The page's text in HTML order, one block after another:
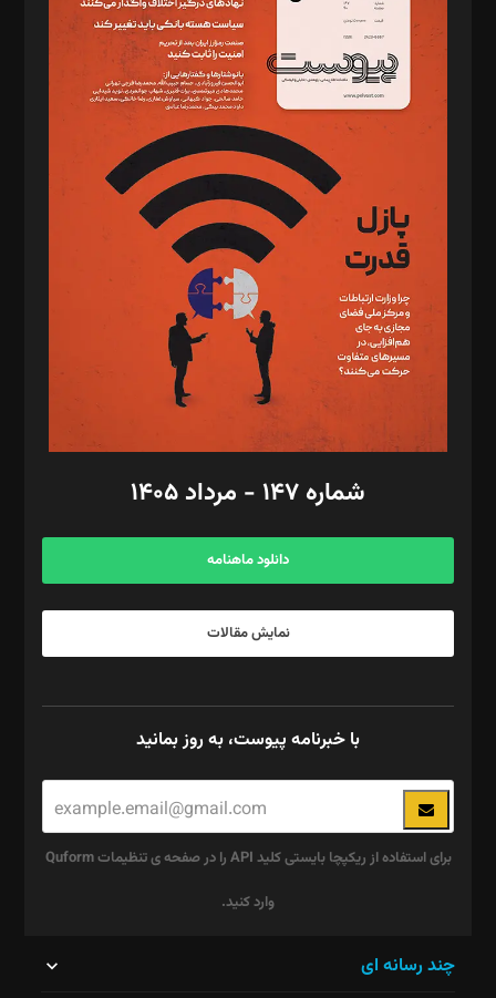
دبیر تحریریه: میثم قاسمی
د‌بیر ناداستان: سمانه سمیع
د‌بیر خدمت و تجارت: ابوالفضل رجبی
د‌بیر حقوق فناوری: حسام‌الدین ایپکچی
د‌بیر پیوست جهان: مینا پاکدل
د‌بیر تحریریه آنلاین: بابک نقاش
تحریریه‌: مجتبی محمود‌ی، آرش برهمند، یسنا امان‌پور، سروش کرمیان،
مصطفی مسجدی آرانی، ابوالفضل رجبی، زهرا فکرانه، فائزه فتحی
رستمی،مصطفی باستان
ویرایش: نگار استاد‌‌آقا
طراح یونیفرم: مجید توکلی
فیلمبرداری و عکاسی: امیر شفیعی، مانی لطفی زاده
گرافیک و صفحه‌آرایی: سید‌سبحان‌علی ثابت
مد‌یر توسعه تجاری: کامبیز برید‌
امور مالی: شاپور رهبری، محمد‌ کاظمی‌نیا
آگهی و مشترکین: ۰۹۱۹۹۹۹۰۴۵۴
شماره ۱۴۷ - مرداد ۱۴۰۵
دانلود ماهنامه
نمایش مقالات
با خبرنامه پیوست، به روز بمانید
برای استفاده از ریکپچا بایستی کلید API را در صفحه ی تنظیمات Quform
وارد کنید.
چند رسانه ای